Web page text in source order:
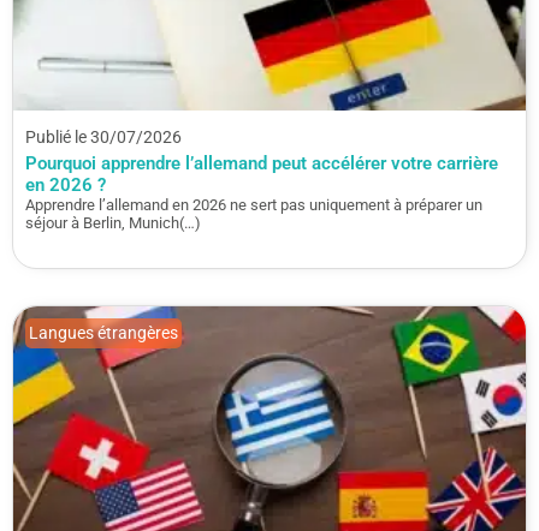
Publié le 30/07/2026
Pourquoi apprendre l’allemand peut accélérer votre carrière
en 2026 ?
Apprendre l’allemand en 2026 ne sert pas uniquement à préparer un
séjour à Berlin, Munich(…)
Langues étrangères